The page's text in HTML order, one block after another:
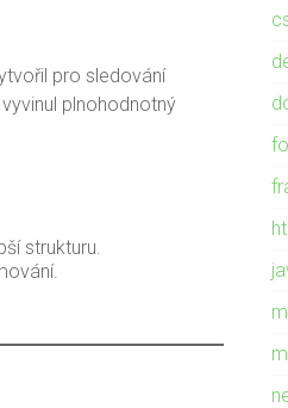
pro sledování
plnohodnotný
strukturu.